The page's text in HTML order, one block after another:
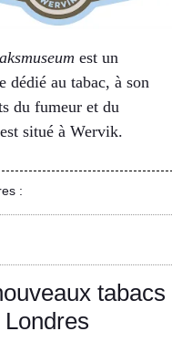
est un
dédié au tabac, à son
du fumeur et du
situé à Wervik.
:
tabacs